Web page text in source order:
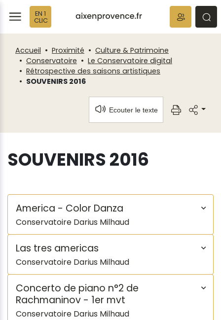
EN 1
CLIC
Accueil Proximité
Culture & Patrimoine
Conservatoire
Le Conservatoire digital
Rétrospective des saisons artistiques
SOUVENIRS 2016
Ecouter le texte
SOUVENIRS 2016
America - Color Danza
Conservatoire Darius Milhaud
Las tres americas
Conservatoire Darius Milhaud
Concerto de piano n°2 de
Rachmaninov - 1er mvt
Conservatoire Darius Milhaud
Fenêtre
de
chat
Panneau de gestion des cookies